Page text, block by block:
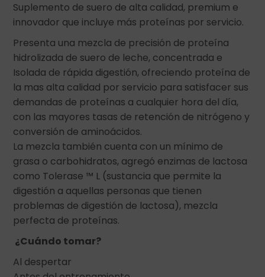
Suplemento de suero de alta calidad, premium e
innovador que incluye más proteínas por servicio.
Presenta una mezcla de precisión de proteína
hidrolizada de suero de leche, concentrada e
Isolada de rápida digestión, ofreciendo proteína de
la mas alta calidad por servicio para satisfacer sus
demandas de proteínas a cualquier hora del día,
con las mayores tasas de retención de nitrógeno y
conversión de aminoácidos.
La mezcla también cuenta con un mínimo de
grasa o carbohidratos, agregó enzimas de lactosa
como Tolerase ™ L (sustancia que permite la
digestión a aquellas personas que tienen
problemas de digestión de lactosa), mezcla
perfecta de proteínas.
¿Cuándo tomar?
Al despertar